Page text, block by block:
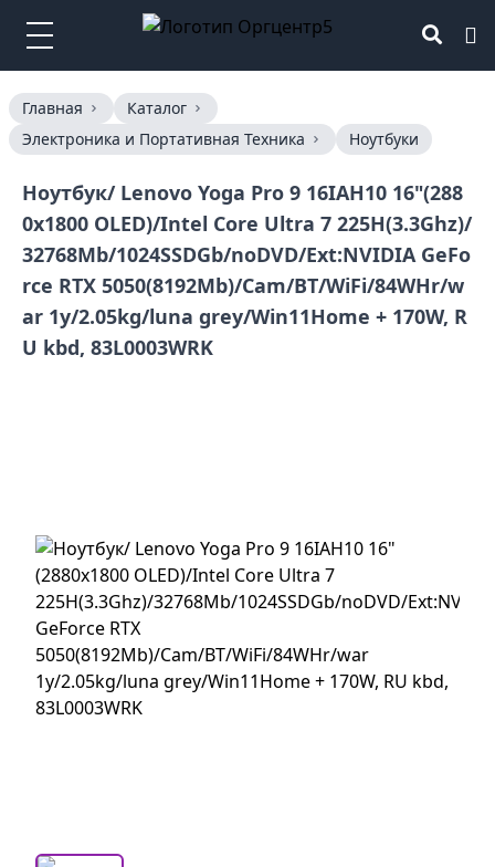
Главная
Каталог
Электроника и Портативная Техника
Ноутбуки
Ноутбук/ Lenovo Yoga Pro 9 16IAH10 16"(288
0x1800 OLED)/Intel Core Ultra 7 225H(3.3Ghz)/
32768Mb/1024SSDGb/noDVD/Ext:NVIDIA GeFo
rce RTX 5050(8192Mb)/Cam/BT/WiFi/84WHr/w
ar 1y/2.05kg/luna grey/Win11Home + 170W, R
U kbd, 83L0003WRK